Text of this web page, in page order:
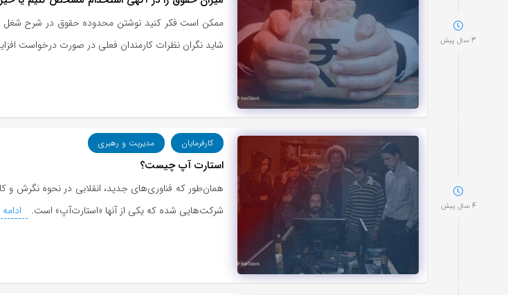
3 سال پیش
ممکن است فکر کنید نوشتن محدوده حقوق در شرح شغل
شاید نگران نظرات کارمندان فعلی در صورت درخواست
4 سال پیش
کارفرمایان مدیریت و رهبری
استارت آپ چیست؟
همان‌طور که فناوری‌های جدید، انقلابی در نحوه نگرش و
شرکت‌هایی شده که یکی از آنها «استارت‌آپ» است.